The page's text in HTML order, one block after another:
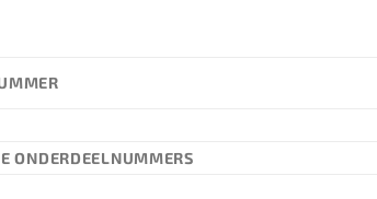
ONDERDEELNUMMERS